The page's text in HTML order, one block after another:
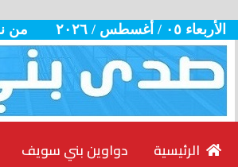
الأربعاء ٠٥ / أغسطس / ٢٠٢٦ من
دواوين بني سويف